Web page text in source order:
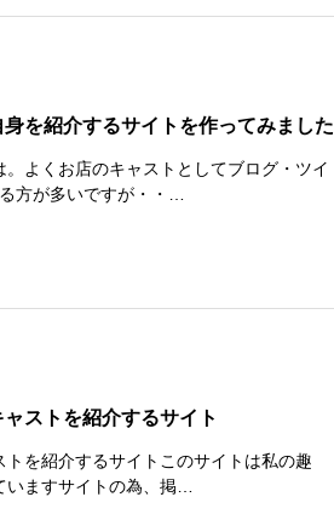
を紹介するサイトを作ってみました
よくお店のキャストとしてブログ・ツイ
方が多いですが・・…
ストを紹介するサイト
を紹介するサイトこのサイトは私の趣
ますサイトの為、掲…